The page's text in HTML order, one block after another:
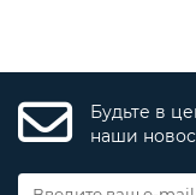
Будьте в
наши